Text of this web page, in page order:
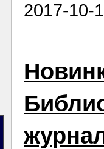
2017-10-